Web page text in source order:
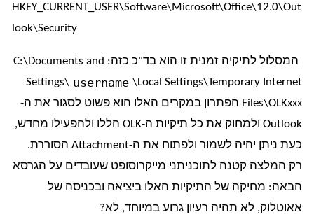
HKEY_CURRENT_USER\Software\Microsoft\Office\12.0\Out
look\Security
המסלול לתיקיה זמנית זו הוא בד"כ כזה: C:\Documents and
Settings\ username \Local Settings\Temporary Internet
Files\OLKxxx הפתרון במקרים האלו הוא פשוט לסגור את ה-
Outlook ולמחוק את כל תיקיות ה-OLK הללו ולהפעילו מחדש,
כעת ניתן יהיה לשמור ולפתוח את ה-Attachment הסוררת.
רק המלצה קטנה לתוכניתני מייקרוסופט שעובדים על הגרסא
הבאה: מחיקה של התיקיות האלו ביציאה ובכניסה של
אאוטלוק, לא תהיה רעיון גרוע במיוחד, לא?